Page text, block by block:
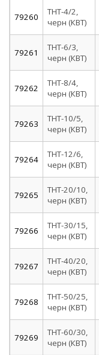
79260
ТНТ-4/2,
черн (КВТ)
79261
ТНТ-6/3,
черн (КВТ)
79262
ТНТ-8/4,
черн (КВТ)
79263
ТНТ-10/5,
черн (КВТ)
79264
ТНТ-12/6,
черн (КВТ)
79265
ТНТ-20/10,
черн (КВТ)
79266
ТНТ-30/15,
черн (КВТ)
79267
ТНТ-40/20,
черн (КВТ)
79268
ТНТ-50/25,
черн (КВТ)
79269
ТНТ-60/30,
черн (КВТ)